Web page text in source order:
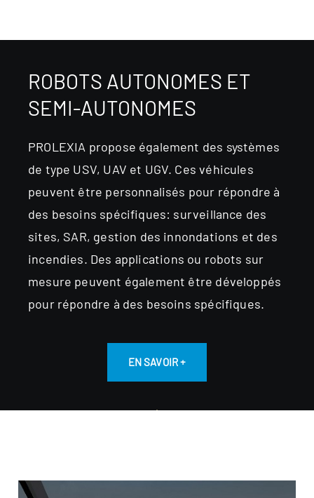
ROBOTS AUTONOMES ET
SEMI-AUTONOMES
PROLEXIA propose également des systèmes
de type USV, UAV et UGV. Ces véhicules
peuvent être personnalisés pour répondre à
des besoins spécifiques: surveillance des
sites, SAR, gestion des innondations et des
incendies. Des applications ou robots sur
mesure peuvent également être développés
pour répondre à des besoins spécifiques.
EN SAVOIR +